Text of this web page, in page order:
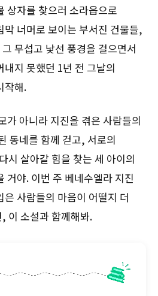
상자를 찾으러 소라읍으로
너머로 보이는 부서진 건물들,
무섭고 낯선 풍경을 걸으면서
지 못했던 1년 전 그날의
작해.
가 아니라 지진을 겪은 사람들의
동네를 함께 걷고, 서로의
시 살아갈 힘을 찾는 세 아이의
거야. 이번 주 베네수엘라 지진
사람들의 마음이 어떨지 더
이 소설과 함께해봐.